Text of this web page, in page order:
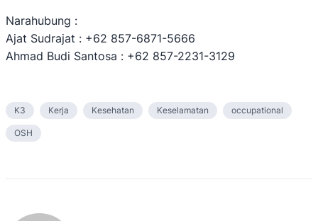
Narahubung :
Ajat Sudrajat : +62 857-6871-5666
Ahmad Budi Santosa : +62 857-2231-3129
K3 Kerja Kesehatan Keselamatan occupational
OSH